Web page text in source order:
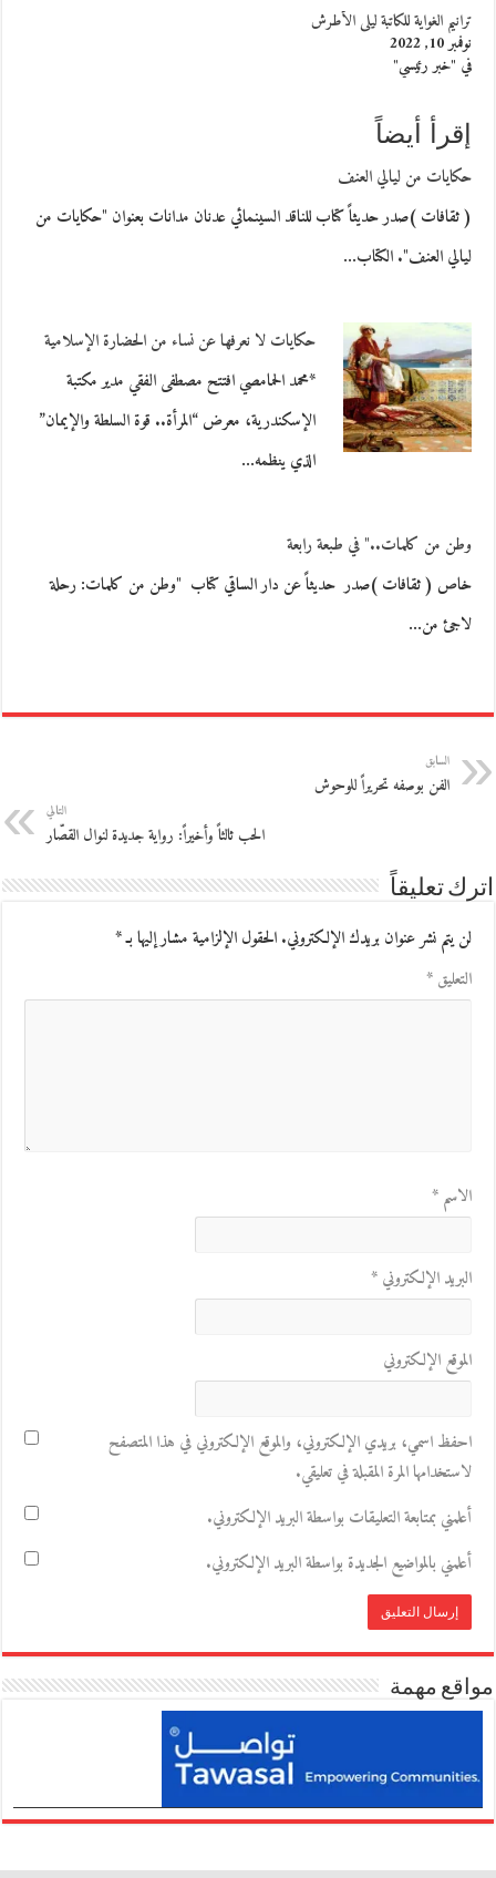
ترانيم الغواية للكاتبة ليلى الأطرش
نوفمبر 10, 2022
في "خبر رئيسي"
إقرأ أيضاً
حكايات من ليالي العنف
( ثقافات )صدر حديثاً كتاب للناقد السينمائي عدنان مدانات بعنوان "حكايات من
ليالي العنف". الكتاب…
حكايات لا نعرفها عن نساء من الحضارة الإسلامية
*محمد الحمامصي افتتح مصطفى الفقي مدير مكتبة
الإسكندرية، معرض “المرأة.. قوة السلطة والإيمان”
الذي ينظمه…
وطن من كلمات.." في طبعة رابعة
خاص ( ثقافات )صدر حديثاً عن دار الساقي كتاب "وطن من كلمات: رحلة
لاجئ من…
السابق
الفن بوصفه تحريراً للوحوش
التالي
الحب ثالثاً وأخيراً: رواية جديدة لنوال القصّار
اترك تعليقاً
لن يتم نشر عنوان بريدك الإلكتروني.الحقول الإلزامية مشار إليها بـ*
التعليق*
الاسم*
البريد الإلكتروني*
الموقع الإلكتروني
احفظ اسمي، بريدي الإلكتروني، والموقع الإلكتروني في هذا المتصفح
لاستخدامها المرة المقبلة في تعليقي.
أعلمني بمتابعة التعليقات بواسطة البريد الإلكتروني.
أعلمني بالمواضيع الجديدة بواسطة البريد الإلكتروني.
مواقع مهمة